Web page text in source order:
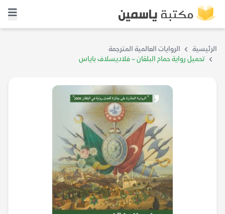
الرئيسية
الروايات العالمية المترجمة
تحميل رواية حمام البلقان – فلاديسلاف باياس